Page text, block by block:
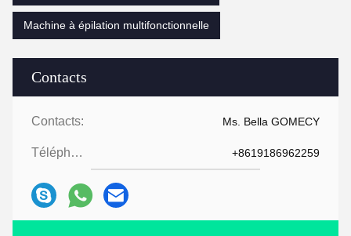
Contacts
Contacts: Ms. Bella GOMECY
Téléphone: +8619186962259
Machine à épilation multifonctionnelle